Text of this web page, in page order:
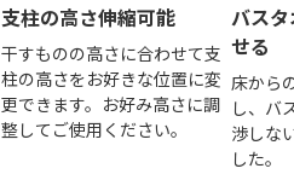
支柱の高さ伸縮可能
干すものの高さに合わせて支
柱の高さをお好きな位置に変
更できます。お好み高さに調
整してご使用ください。
バス
せる
床から
し、バ
渉しな
した。